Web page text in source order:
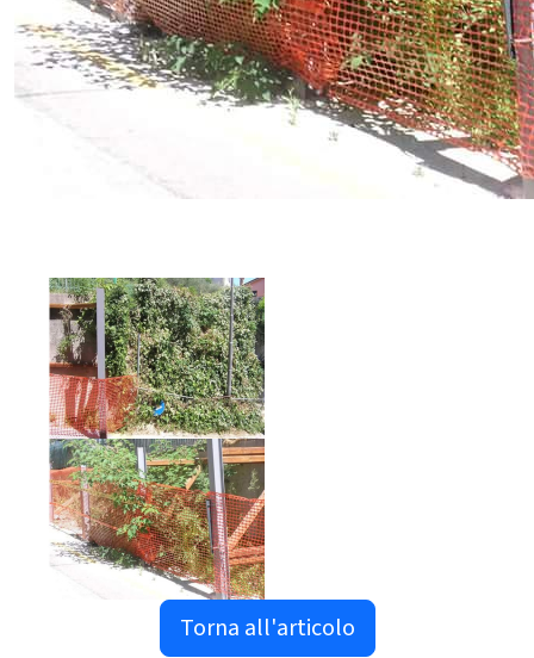
Torna all'articolo